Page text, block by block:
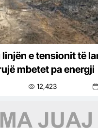
e tensionit të
mbetet pa energji
12,423